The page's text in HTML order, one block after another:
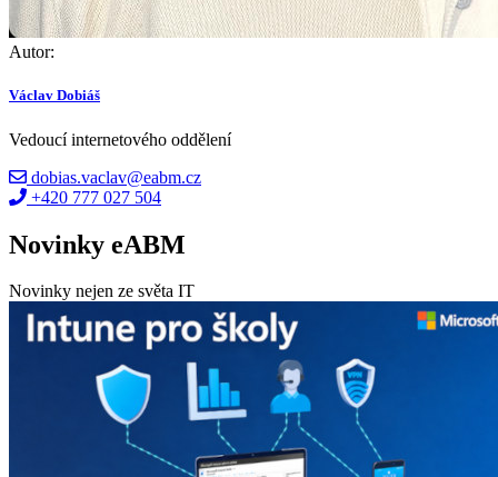
Autor:
Václav Dobiáš
Vedoucí internetového oddělení
dobias.vaclav@eabm.cz
+420 777 027 504
Novinky eABM
Novinky nejen ze světa IT